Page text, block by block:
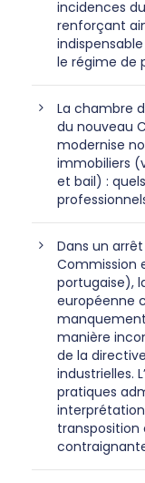
incidences
renforçant
le régime de
La chambre
du nouveau
modernise
immobiliers
et bail) :
Dans un
Commission
portugaise),
européenne
manière
de la
industrielles.
pratiques